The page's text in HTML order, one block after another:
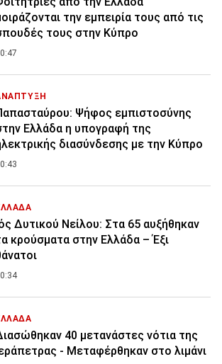
την εμπειρία τους από τις
τους στην Κύπρο
Ψήφος εμπιστοσύνης
Ελλάδα η υπογραφή της
διασύνδεσης με την Κύπρο
Δυτικού Νείλου: Στα 65 αυξήθηκαν
κρούσματα στην Ελλάδα – Έξι
40 μετανάστες νότια της
- Μεταφέρθηκαν στο λιμάνι